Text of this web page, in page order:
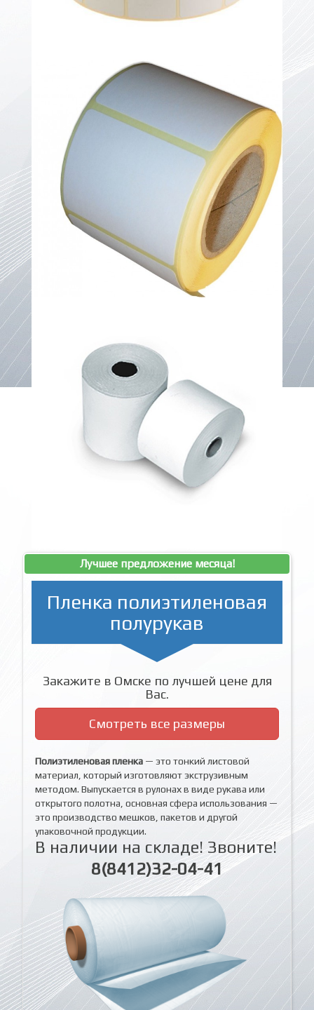
Лучшее предложение месяца!
Пленка полиэтиленовая
полурукав
Закажите в Омске по лучшей цене для
Вас.
Смотреть все размеры
Полиэтиленовая пленка — это тонкий листовой
материал, который изготовляют экструзивным
методом. Выпускается в рулонах в виде рукава или
открытого полотна, основная сфера использования —
это производство мешков, пакетов и другой
упаковочной продукции.
В наличии на складе! Звоните!
8(8412)32-04-41